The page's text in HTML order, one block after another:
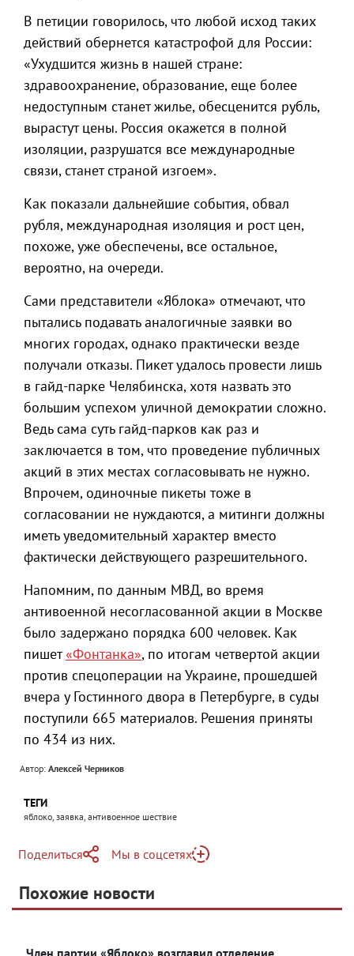
В петиции говорилось, что любой исход таких
действий обернется катастрофой для России:
«Ухудшится жизнь в нашей стране:
здравоохранение, образование, еще более
недоступным станет жилье, обесценится рубль,
вырастут цены. Россия окажется в полной
изоляции, разрушатся все международные
связи, станет страной изгоем».
Как показали дальнейшие события, обвал
рубля, международная изоляция и рост цен,
похоже, уже обеспечены, все остальное,
вероятно, на очереди.
Сами представители «Яблока» отмечают, что
пытались подавать аналогичные заявки во
многих городах, однако практически везде
получали отказы. Пикет удалось провести лишь
в гайд-парке Челябинска, хотя назвать это
большим успехом уличной демократии сложно.
Ведь сама суть гайд-парков как раз и
заключается в том, что проведение публичных
акций в этих местах согласовывать не нужно.
Впрочем, одиночные пикеты тоже в
согласовании не нуждаются, а митинги должны
иметь уведомительный характер вместо
фактически действующего разрешительного.
Напомним, по данным МВД, во время
антивоенной несогласованной акции в Москве
было задержано порядка 600 человек. Как
пишет«Фонтанка», по итогам четвертой акции
против спецоперации на Украине, прошедшей
вчера у Гостинного двора в Петербурге, в суды
поступили 665 материалов. Решения приняты
по 434 из них.
Автор: Алексей Черников
ТЕГИ
яблоко, заявка, антивоенное шествие
Поделиться
Telegram
Мы в соцсетях
Яндекс Дзен
Похожие новости
Член партии «Яблоко» возглавил отделение